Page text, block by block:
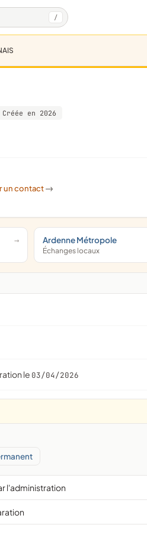
/
Créée en 2026
un contact ->
Ardenne Métropole
Échanges locaux
le 03/04/2026
l'administration